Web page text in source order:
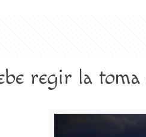
regir la